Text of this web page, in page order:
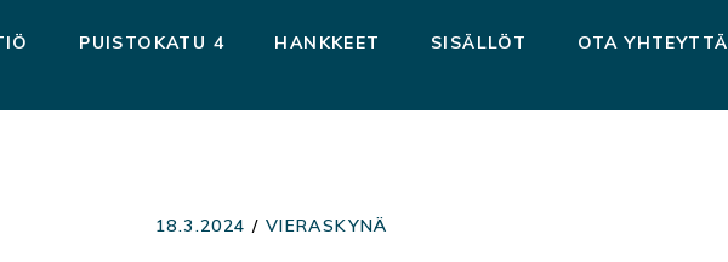
PUISTOKATU 4 HANKKEET SISÄLLÖT OTA YHTEYTTÄ
18.3.2024 / VIERASKYNÄ